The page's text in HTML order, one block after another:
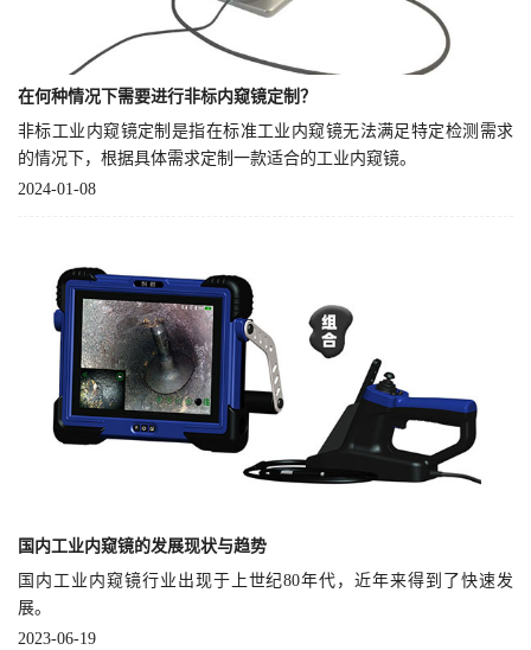
国内工业内窥镜的发展现状与趋势
国内工业内窥镜行业出现于上世纪80年代，近年来得到了快速发
展。
2023-06-19
在何种情况下需要进行非标内窥镜定制？
非标工业内窥镜定制是指在标准工业内窥镜无法满足特定检测需求
的情况下，根据具体需求定制一款适合的工业内窥镜。
2024-01-08